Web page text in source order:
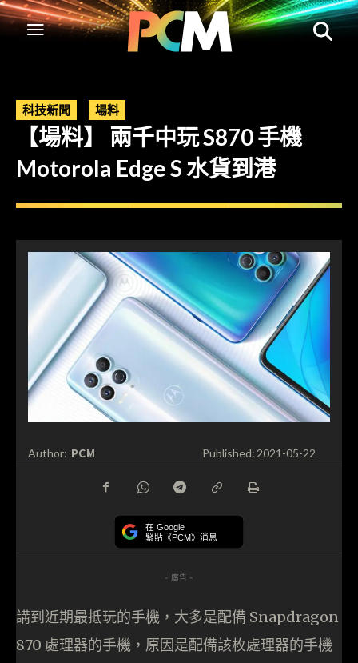
科技新聞 場料
【場料】 兩千中玩 S870 手機
Motorola Edge S 水貨到港
Author: PCM Published: 2021-05-22
在 Google
緊貼《PCM》消息
- 廣告 -
講到近期最抵玩的手機，大多是配備 Snapdragon
870 處理器的手機，原因是配備該枚處理器的手機